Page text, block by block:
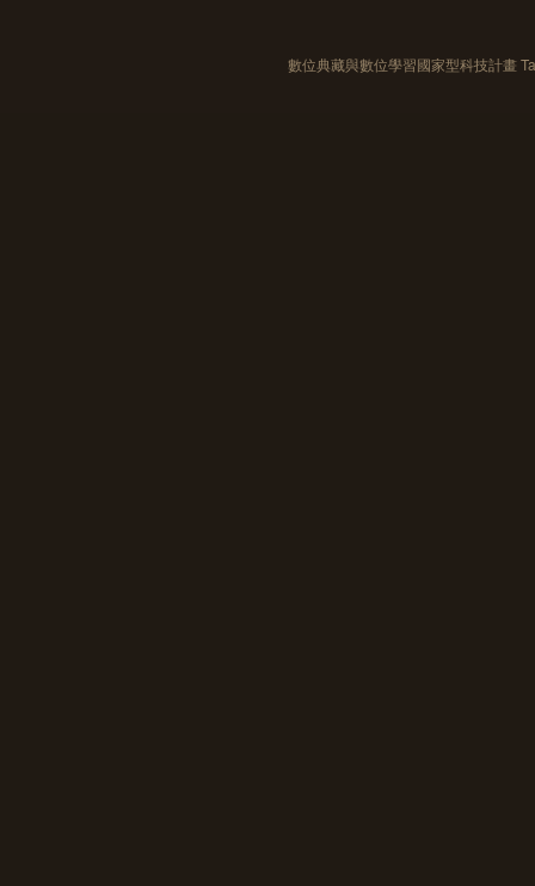
數位典藏與數位學習國家型科技計畫